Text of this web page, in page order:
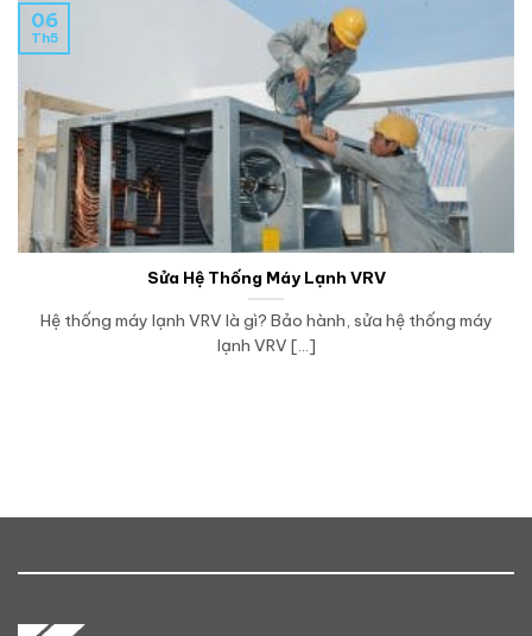
Sửa Hệ Thống Máy Lạnh VRV
Hệ thống máy lạnh VRV là gì? Bảo hành, sửa hệ thống máy
lạnh VRV [...]
06
Th5